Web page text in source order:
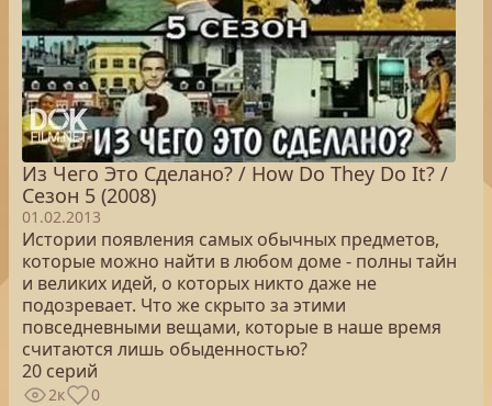
Из Чего Это Сделано? / How Do They Do It? /
Сезон 5 (2008)
01.02.2013
Истории появления самых обычных предметов,
которые можно найти в любом доме - полны тайн
и великих идей, о которых никто даже не
подозревает. Что же скрыто за этими
повседневными вещами, которые в наше время
считаются лишь обыденностью?
20 серий
2к 0